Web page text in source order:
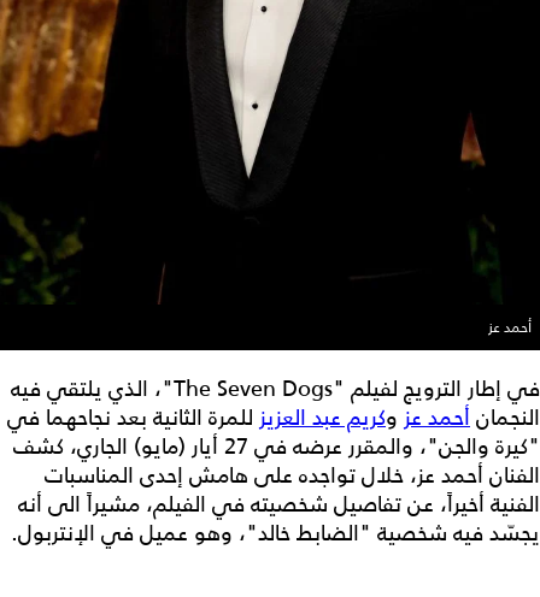
أحمد عز
في إطار الترويج لفيلم "The Seven Dogs"، الذي يلتقي فيه
النجمانأحمد عز وكريم عبد العزيز للمرة الثانية بعد نجاحهما في
"كيرة والجن"، والمقرر عرضه في 27 أيار (مايو) الجاري، كشف
الفنان أحمد عز، خلال تواجده على هامش إحدى المناسبات
الفنية أخيراً، عن تفاصيل شخصيته في الفيلم، مشيراً الى أنه
يجسّد فيه شخصية "الضابط خالد"، وهو عميل في الإنتربول.